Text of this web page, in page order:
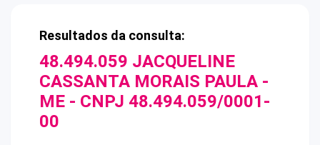
Resultados da consulta:
48.494.059 JACQUELINE
CASSANTA MORAIS PAULA -
ME - CNPJ 48.494.059/0001-
00